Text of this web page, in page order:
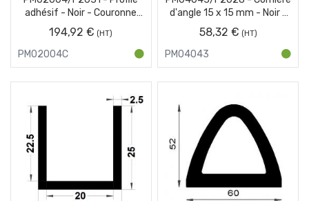
adhésif - Noir - Couronne
100 m
194,92 €
PM02004C
d'angle 15 x 15 mm - Noir -
Couronne 25 m
58,32 €
PM04043